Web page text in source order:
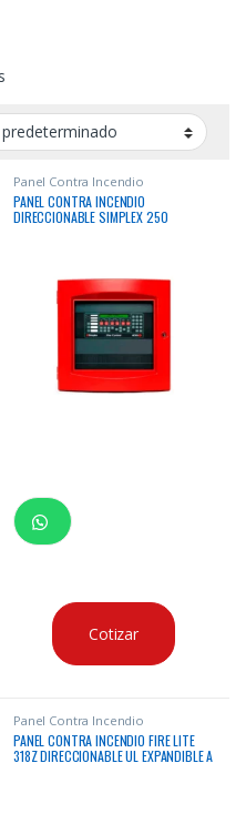
Panel Contra Incendio
PANEL CONTRA INCENDIO
DIRECCIONABLE SIMPLEX 250
Cotizar
Panel Contra Incendio
PANEL CONTRA INCENDIO FIRE LITE
318Z DIRECCIONABLE UL EXPANDIBLE A